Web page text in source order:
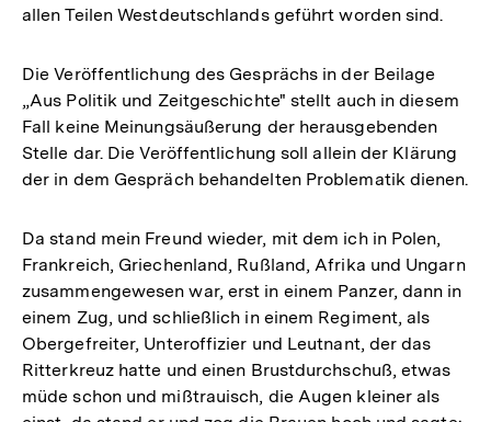
allen Teilen Westdeutschlands geführt worden sind.
Die Veröffentlichung des Gesprächs in der Beilage
„Aus Politik und Zeitgeschichte" stellt auch in diesem
Fall keine Meinungsäußerung der herausgebenden
Stelle dar. Die Veröffentlichung soll allein der Klärung
der in dem Gespräch behandelten Problematik dienen.
Da stand mein Freund wieder, mit dem ich in Polen,
Frankreich, Griechenland, Rußland, Afrika und Ungarn
zusammengewesen war, erst in einem Panzer, dann in
einem Zug, und schließlich in einem Regiment, als
Obergefreiter, Unteroffizier und Leutnant, der das
Ritterkreuz hatte und einen Brustdurchschuß, etwas
müde schon und mißtrauisch, die Augen kleiner als